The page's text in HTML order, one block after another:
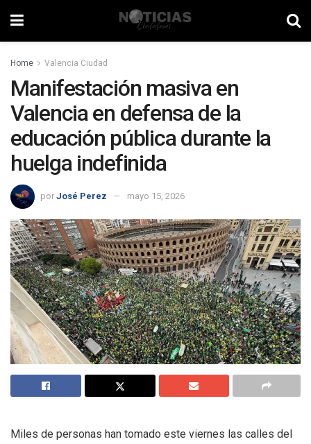
Home Valencia Ciudad
Manifestación masiva en
Valencia en defensa de la
educación pública durante la
huelga indefinida
por José Perez mayo 15, 2026
Miles de personas han tomado este viernes las calles del